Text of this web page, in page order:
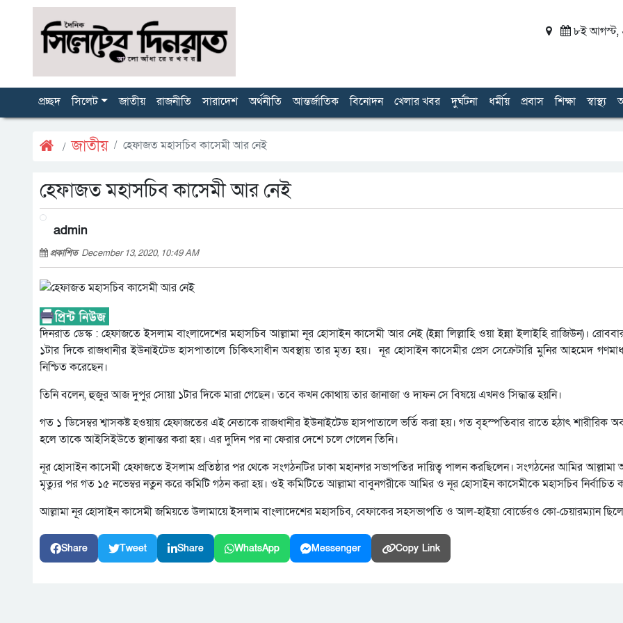
৮ই আগস্ট,
প্রচ্ছদ সিলেট জাতীয় রাজনীতি সারাদেশ অর্থনীতি আন্তর্জাতিক বিনোদন খেলার খবর দুর্ঘটনা ধর্মীয় প্রবাস শিক্ষা স্বাস্থ্য
জাতীয় হেফাজত মহাসচিব কাসেমী আর নেই
হেফাজত মহাসচিব কাসেমী আর নেই
admin
প্রকাশিত December 13, 2020, 10:49 AM
দিনরাত ডেস্ক : হেফাজতে ইসলাম বাংলাদেশের মহাসচিব আল্লামা নূর হোসাইন কাসেমী আর নেই (ইন্না লিল্লাহি ওয়া ইন্না ইলাইহি রাজিউন)।
১টার দিকে রাজধানীর ইউনাইটেড হাসপাতালে চিকিৎসাধীন অবস্থায় তার মৃত্য হয়। নূর হোসাইন কাসেমীর প্রেস সেক্রেটারি মুনির আহমেদ
নিশ্চিত করেছেন।
তিনি বলেন, হুজুর আজ দুপুর সোয়া ১টার দিকে মারা গেছেন। তবে কখন কোথায় তার জানাজা ও দাফন সে বিষয়ে এখনও সিদ্ধান্ত হয়নি।
গত ১ ডিসেম্বর শ্বাসকষ্ট হওয়ায় হেফাজতের এই নেতাকে রাজধানীর ইউনাইটেড হাসপাতালে ভর্তি করা হয়। গত বৃহস্পতিবার রাতে হঠাৎ শারীরিক
হলে তাকে আইসিইউতে স্থানান্তর করা হয়। এর দুদিন পর না ফেরার দেশে চলে গেলেন তিনি।
নূর হোসাইন কাসেমী হেফাজতে ইসলাম প্রতিষ্ঠার পর থেকে সংগঠনটির ঢাকা মহানগর সভাপতির দায়িত্ব পালন করছিলেন। সংগঠনের আমির
মৃত্যুর পর গত ১৫ নভেম্বর নতুন করে কমিটি গঠন করা হয়। ওই কমিটিতে আল্লামা বাবুনগরীকে আমির ও নূর হোসাইন কাসেমীকে মহাসচিব নির্বাচিত
আল্লামা নূর হোসাইন কাসেমী জমিয়তে উলামায়ে ইসলাম বাংলাদেশের মহাসচিব, বেফাকের সহসভাপতি ও আল-হাইয়া বোর্ডেরও কো-চেয়ারম্যান
Share Tweet Share WhatsApp Messenger Copy Link